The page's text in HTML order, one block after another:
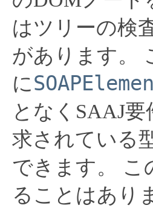
はツリーの検
があります。
に
となくSAAJ
求されている
できます。
こ
ることはあり